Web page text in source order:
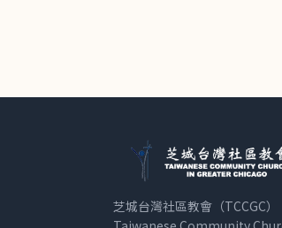
芝城台灣社區教會（TCCGC）